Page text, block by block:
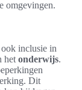
omgevingen.
inclusie in
het onderwijs.
Dit